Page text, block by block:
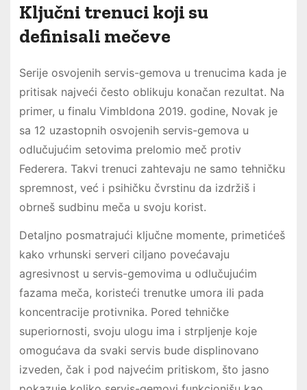
Ključni trenuci koji su
definisali mečeve
Serije osvojenih servis-gemova u trenucima kada je
pritisak najveći često oblikuju konačan rezultat. Na
primer, u finalu Vimbldona 2019. godine, Novak je
sa 12 uzastopnih osvojenih servis-gemova u
odlučujućim setovima prelomio meč protiv
Federera. Takvi trenuci zahtevaju ne samo tehničku
spremnost, već i psihičku čvrstinu da izdržiš i
obrneš sudbinu meča u svoju korist.
Detaljno posmatrajući ključne momente, primetićeš
kako vrhunski serveri ciljano povećavaju
agresivnost u servis-gemovima u odlučujućim
fazama meča, koristeći trenutke umora ili pada
koncentracije protivnika. Pored tehničke
superiornosti, svoju ulogu ima i strpljenje koje
omogućava da svaki servis bude displinovano
izveden, čak i pod najvećim pritiskom, što jasno